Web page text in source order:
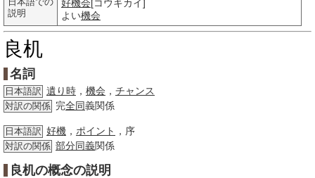
日本語での
説明
好機会[コウキカイ]
よい機会
良机
名詞
日本語訳 遺り時 ， 機会 ， チャンス
対訳の関係 完全同義関係
日本語訳 好機 ， ポイント ，序
対訳の関係 部分同義関係
良机の概念の説明